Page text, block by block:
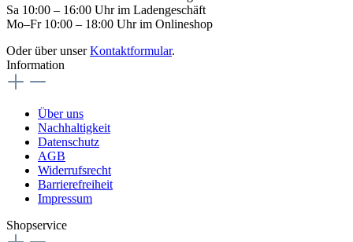
Sa 10:00 – 16:00 Uhr im Ladengeschäft
Mo–Fr 10:00 – 18:00 Uhr im Onlineshop
Oder über unserKontaktformular.
Information
Über uns
Nachhaltigkeit
Datenschutz
AGB
Widerrufsrecht
Barrierefreiheit
Impressum
Shopservice